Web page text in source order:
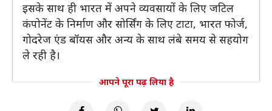
इसके साथ ही भारत में अपने व्यवसायों के लिए जटिल
कंपोनेंट के निर्माण और सोर्सिंग के लिए टाटा, भारत फोर्ज,
गोदरेज एंड बॉयस और अन्य के साथ लंबे समय से सहयोग
ले रही है।
आपने पूरा पढ़ लिया है